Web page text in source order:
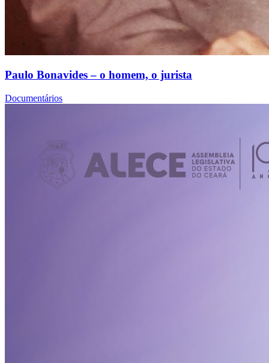
Paulo Bonavides – o homem, o jurista
Documentários